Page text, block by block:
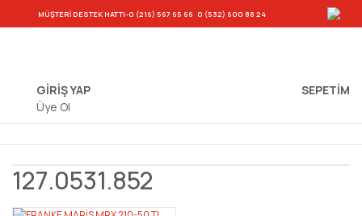
MÜŞTERİ DESTEK HATTI-0 (216) 567 65 66-0 (532) 600 88 24
GİRİŞ YAP
Üye Ol
SEPETIM
127.0531.852